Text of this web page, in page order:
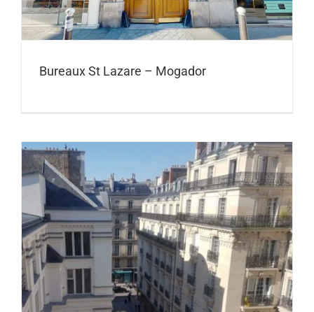
Bureaux St Lazare – Mogador